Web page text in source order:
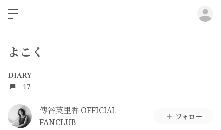
よこく
DIARY
17
傳谷英里香 OFFICIAL
FANCLUB
フォロー